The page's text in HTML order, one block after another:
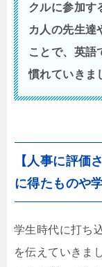
クルに参加す
カ人の先生達
ことで、英語
慣れていきま
【人事に評価
に得たものや
学生時代に打ち
を伝えていきま